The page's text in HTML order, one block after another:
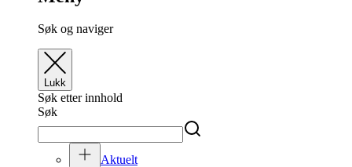
Søk og naviger
Lukk
Søk etter innhold
Søk
Aktuelt